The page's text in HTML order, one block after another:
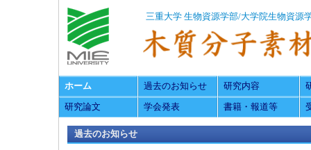
三重大学 生物資源学部/大学院生物資源
ホーム 過去のお知らせ 研究内容
研究論文
学会発表 書籍・報道等
過去のお知らせ